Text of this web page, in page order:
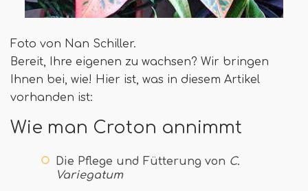
Foto von Nan Schiller.
Bereit, Ihre eigenen zu wachsen? Wir bringen
Ihnen bei, wie! Hier ist, was in diesem Artikel
vorhanden ist:
Wie man Croton annimmt
Die Pflege und Fütterung von C.
Variegatum